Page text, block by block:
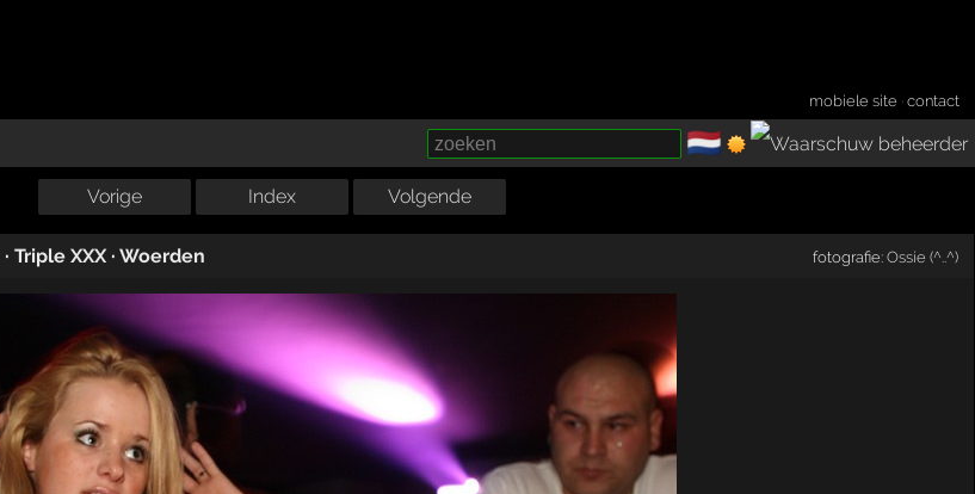
mobiele site ·contact
🇳🇱
Vorige Index Volgende
· Triple XXX · Woerden fotografie:Ossie (^..^)